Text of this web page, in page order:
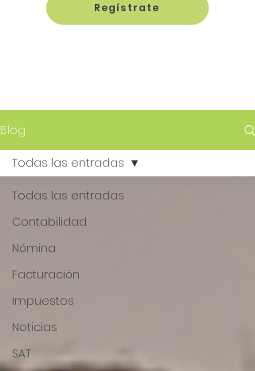
Regístrate
Blog
Todas las entradas
Contabilidad
Nómina
Facturación
Impuestos
Noticias
SAT
Todas las entradas